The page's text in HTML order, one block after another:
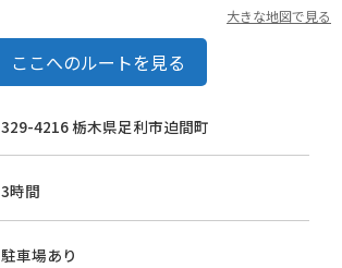
大きな地図で見る
ここへのルートを見る
329-4216 栃木県足利市迫間町
3時間
駐車場あり